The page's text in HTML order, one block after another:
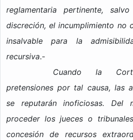
reglamentaria pertinente,
discreción, el incumplimiento no
insalvable para la
recursiva.-
Cuando la
pretensiones por tal causa, las
se reputarán inoficiosas. Del
proceder los jueces o
concesión de recursos